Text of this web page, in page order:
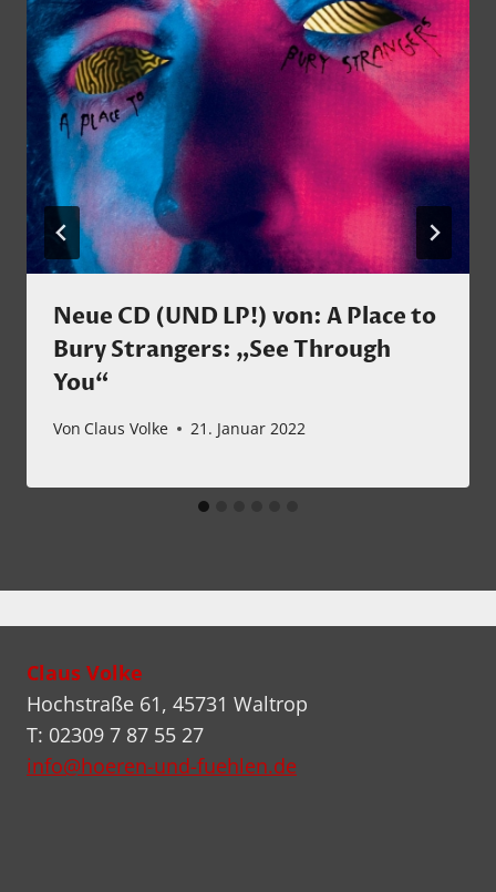
Neue CD (UND LP!) von: A Place to
Bury Strangers: „See Through
You“
Von Claus Volke 21. Januar 2022
Claus Volke
Hochstraße 61, 45731 Waltrop
T: 02309 7 87 55 27
info@hoeren-und-fuehlen.de